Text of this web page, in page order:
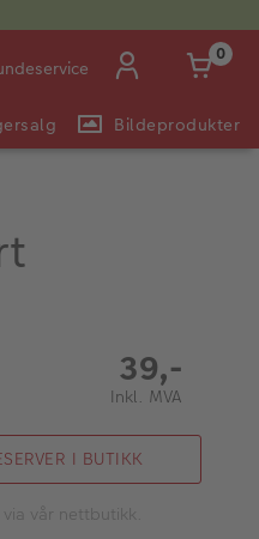
-
14:00 -
0
Bildeprodukter
39,-
Inkl. MVA
I BUTIKK
vår nettbutikk.